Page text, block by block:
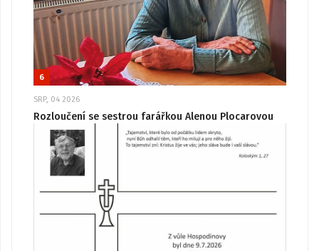
6
SRP, 04 2026
Rozloučení se sestrou farářkou Alenou Plocarovou